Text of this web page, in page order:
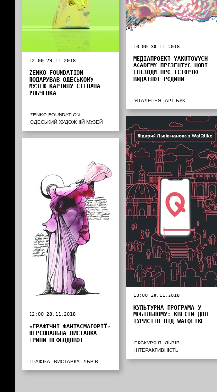
10:00 30.11.2018
МЕДІАПРОЕКТ YAKUTOVYCH
ACADEMY ПРЕЗЕНТУЄ НОВІ
ЕПІЗОДИ ПРО ІСТОРІЮ
ВИДАТНОЇ РОДИНИ
Я ГАЛЕРЕЯ АРТ-БУК
12:00 29.11.2018
ZENKO FOUNDATION
ПОДАРУВАВ ОДЕСЬКОМУ
МУЗЕЮ КАРТИНУ СТЕПАНА
РЯБЧЕНКА
ZENKO FOUNDATION
ОДЕСЬКИЙ ХУДОЖНІЙ МУЗЕЙ
13:00 28.11.2018
КУЛЬТУРНА ПРОГРАМА У
МОБІЛЬНОМУ: КВЕСТИ ДЛЯ
ТУРИСТІВ ВІД WALQLIKE
ЕКСКУРСІЯ
ЛЬВІВ
ІНТЕРАКТИВНІСТЬ
12:00 28.11.2018
«ГРАФІЧНІ ФАНТАСМАГОРІЇ»
ПЕРСОНАЛЬНА ВИСТАВКА
ІРИНИ НЕФЬОДОВОЇ
ГРАФІКА ВИСТАВКА ЛЬВІВ